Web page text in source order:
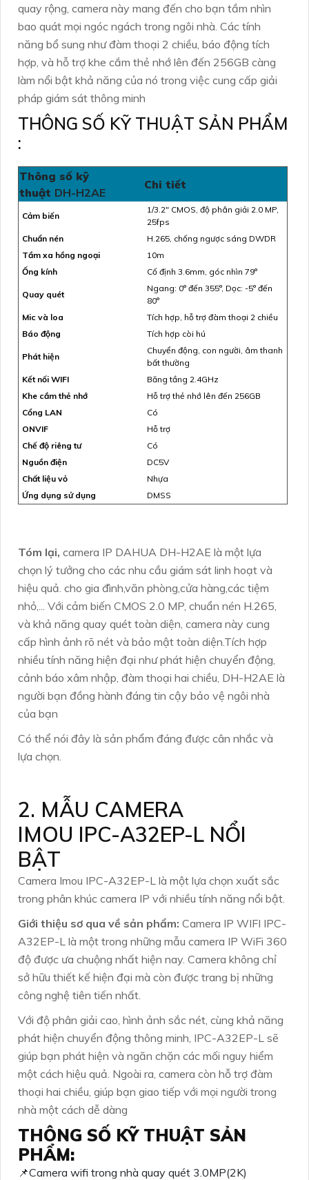
quay rộng, camera này mang đến cho bạn tầm nhìn
bao quát mọi ngóc ngách trong ngôi nhà. Các tính
năng bổ sung như đàm thoại 2 chiều, báo động tích
hợp, và hỗ trợ khe cắm thẻ nhớ lên đến 256GB càng
làm nổi bật khả năng của nó trong việc cung cấp giải
pháp giám sát thông minh
THÔNG SỐ KỸ THUẬT SẢN PHẨM
:
Thông số kỹ
thuật DH-H2AE
Chi tiết
Cảm biến
1/3.2″ CMOS, độ phân giải 2.0 MP,
25fps
Chuẩn nén
H.265, chống ngược sáng DWDR
Tầm xa hồng ngoại
10m
Ống kính
Cố định 3.6mm, góc nhìn 79°
Quay quét
Ngang: 0° đến 355°, Dọc: -5° đến
80°
Mic và loa
Tích hợp, hỗ trợ đàm thoại 2 chiều
Báo động
Tích hợp còi hú
Phát hiện
Chuyển động, con người, âm thanh
bất thường
Kết nối WIFI
Băng tầng 2.4GHz
Khe cắm thẻ nhớ
Hỗ trợ thẻ nhớ lên đến 256GB
Cổng LAN
Có
ONVIF
Hỗ trợ
Chế độ riêng tư
Có
Nguồn điện
DC5V
Chất liệu vỏ
Nhựa
Ứng dụng sử dụng
DMSS
Tóm lại, camera IP DAHUA DH-H2AE là một lựa
chọn lý tưởng cho các nhu cầu giám sát linh hoạt và
hiệu quả. cho gia đình,văn phòng,cửa hàng,các tiệm
nhỏ,... Với cảm biến CMOS 2.0 MP, chuẩn nén H.265,
và khả năng quay quét toàn diện, camera này cung
cấp hình ảnh rõ nét và bảo mật toàn diện.Tích hợp
nhiều tính năng hiện đại như phát hiện chuyển động,
cảnh báo xâm nhập, đàm thoại hai chiều, DH-H2AE là
người bạn đồng hành đáng tin cậy bảo vệ ngôi nhà
của bạn
Có thể nói đây là sản phẩm đáng được cân nhắc và
lựa chọn.
2. MẪU CAMERA
IMOU IPC-A32EP-L NỔI
BẬT
Camera Imou IPC-A32EP-L là một lựa chọn xuất sắc
trong phân khúc camera IP với nhiều tính năng nổi bật.
Giới thiệu sơ qua về sản phẩm: Camera IP WIFI IPC-
A32EP-L là một trong những mẫu camera IP WiFi 360
độ được ưa chuộng nhất hiện nay. Camera không chỉ
sở hữu thiết kế hiện đại mà còn được trang bị những
công nghệ tiên tiến nhất.
Với độ phân giải cao, hình ảnh sắc nét, cùng khả năng
phát hiện chuyển động thông minh, IPC-A32EP-L sẽ
giúp bạn phát hiện và ngăn chặn các mối nguy hiểm
một cách hiệu quả. Ngoài ra, camera còn hỗ trợ đàm
thoại hai chiều, giúp bạn giao tiếp với mọi người trong
nhà một cách dễ dàng
THÔNG SỐ KỸ THUẬT SẢN
PHẨM:
📌Camera wifi trong nhà quay quét 3.0MP(2K)